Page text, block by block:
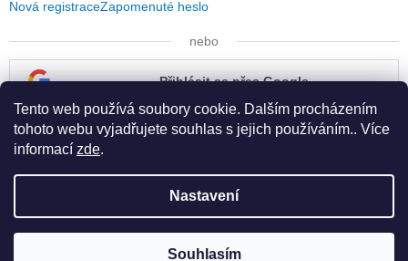
Tento web používá soubory cookie. Dalším procházením
tohoto webu vyjadřujete souhlas s jejich používáním.. Více
informací zde.
Nastavení
Souhlasím
Nová registraceZapomenuté heslo
nebo
Přihlásit se přes Google
Přihlásit se přes Seznam
Vytvořil Shoptet
Kapona s.r.o.. Všechna práva vyhrazena.